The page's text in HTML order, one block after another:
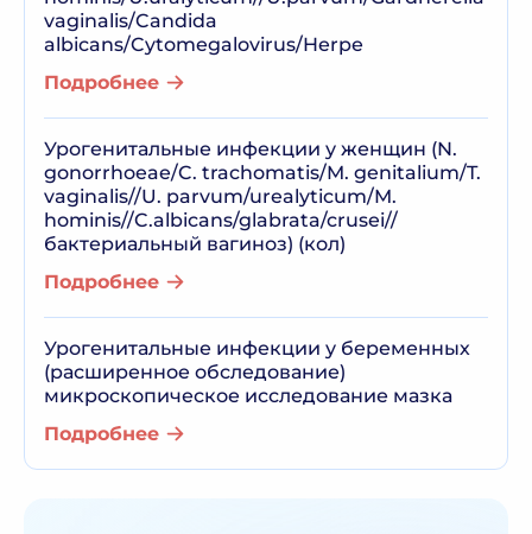
vaginalis/Candida
albicans/Cytomegalovirus/Herpe
Подробнее
Урогенитальные инфекции у женщин (N.
gonorrhoeae/C. trachomatis/M. genitalium/T.
vaginalis//U. parvum/urealyticum/M.
hominis//C.albicans/glabrata/crusei//
бактериальный вагиноз) (кол)
Подробнее
Урогенитальные инфекции у беременных
(расширенное обследование)
микроскопическое исследование мазка
Подробнее